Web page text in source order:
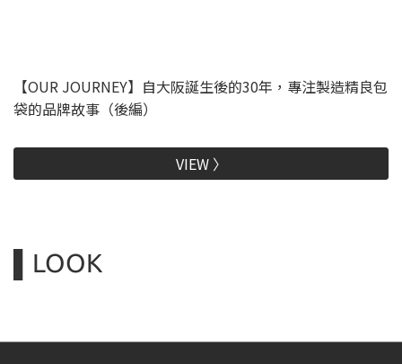
【OUR JOURNEY】自大阪誕生後的30年，專注製造精良包
袋的品牌故事（後編）
VIEW 〉
▌LOOK
2024-2025 AUTUMN &